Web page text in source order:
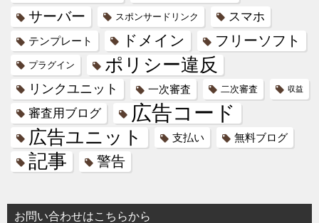
サーバー スポンサードリンク スマホ
テンプレート ドメイン フリーソフト
プラグイン ポリシー違反
リンクユニット 一次審査 二次審査 収益
審査用ブログ 広告コード
広告ユニット 支払い 無料ブログ
記事 警告
お問い合わせはこちらから